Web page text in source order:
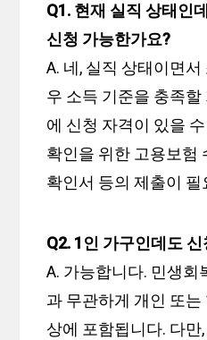
Q1. 현재 실직 상태인
신청 가능한가요?
A. 네, 실직 상태이면
우 소득 기준을 충족
에 신청 자격이 있을
확인을 위한 고용보험
확인서 등의 제출이 필
Q2. 1인 가구인데도
A. 가능합니다. 민생회
과 무관하게 개인 또는
상에 포함됩니다. 다만